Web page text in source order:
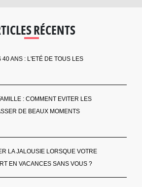
RÉCENTS
40 ANS : L'ETÉ DE TOUS LES
: COMMENT EVITER LES
DE BEAUX MOMENTS
LA JALOUSIE LORSQUE VOTRE
EN VACANCES SANS VOUS ?